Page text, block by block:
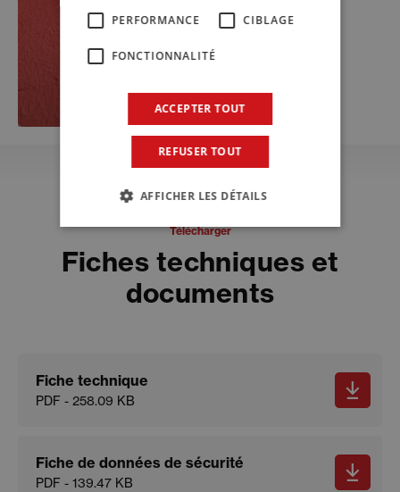
Télécharger
Fiches techniques et
documents
Fiche technique
PDF - 258.09 KB
Fiche de données de sécurité
PDF - 139.47 KB
PERFORMANCE CIBLAGE
FONCTIONNALITÉ
ACCEPTER TOUT
REFUSER TOUT
AFFICHER LES DÉTAILS